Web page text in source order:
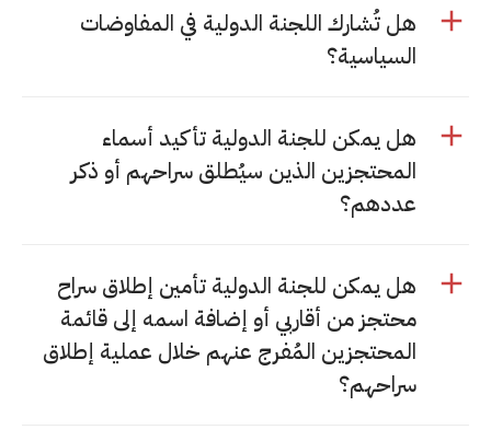
هل تُشارك اللجنة الدولية في المفاوضات
السياسية؟
هل يمكن للجنة الدولية تأكيد أسماء
المحتجزين الذين سيُطلق سراحهم أو ذكر
عددهم؟
هل يمكن للجنة الدولية تأمين إطلاق سراح
محتجز من أقاربي أو إضافة اسمه إلى قائمة
المحتجزين المُفرج عنهم خلال عملية إطلاق
سراحهم؟